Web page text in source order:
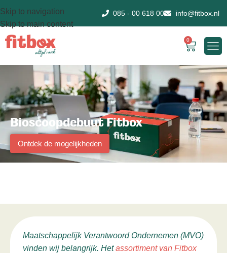
Skip to navigation
Skip to main content
085 - 00 618 00 info@fitbox.nl
0
Bioscoopdebuut Fitbox
Ontdek de mogelijkheden
Maatschappelijk Verantwoord Ondernemen (MVO)
vinden wij belangrijk. Hetassortiment van Fitbox